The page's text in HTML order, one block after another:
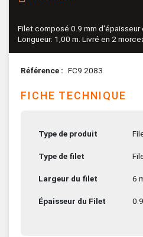
Filet composé 0.9 mm d'épaisseur
Longueur: 1,00 m. Livré en 2
Référence FC9 2083
FICHE TECHNIQUE
Type de produit
Type de filet
Largeur du filet 6
Épaisseur du Filet